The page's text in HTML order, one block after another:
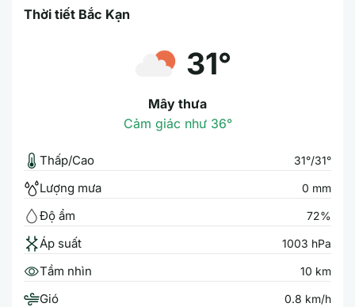
Thời tiết Bắc Kạn
31°
Mây thưa
Cảm giác như 36°
Thấp/Cao 31°/31°
Lượng mưa 0 mm
Độ ẩm 72%
Áp suất 1003 hPa
Tầm nhìn 10 km
Gió 0.8 km/h